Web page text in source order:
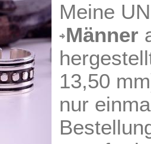
Meine
Männer
13,50
nur